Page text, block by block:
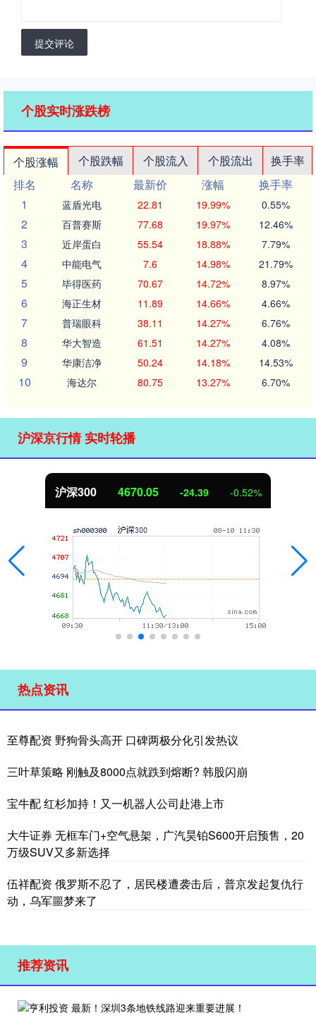
提交评论
个股实时涨跌榜
个股涨幅 个股跌幅 个股流入 个股流出
换手率
排名
名称 最新价 涨幅
换手率
1
蓝盾光电 22.81 19.99% 0.55%
2 百普赛斯 77.68 19.97% 12.46%
3 近岸蛋白 55.54 18.88% 7.79%
4 中能电气 7.6 14.98% 21.79%
5 毕得医药 70.67 14.72% 8.97%
6 海正生材 11.89 14.66% 4.66%
7 普瑞眼科 38.11 14.27% 6.76%
8 华大智造 61.51 14.27% 4.08%
9 华康洁净 50.24 14.18% 14.53%
10 海达尔 80.75 13.27% 6.70%
沪深京行情 实时轮播
沪深300 4670.05 -24.39 -0.52%
热点资讯
至尊配资 野狗骨头高开 口碑两极分化引发热议
三叶草策略 刚触及8000点就跌到熔断? 韩股闪崩
宝牛配 红杉加持！又一机器人公司赴港上市
大牛证券 无框车门+空气悬架，广汽昊铂S600开启预售，20
万级SUV又多新选择
伍祥配资 俄罗斯不忍了，居民楼遭袭击后，普京发起复仇行
动，乌军噩梦来了
推荐资讯